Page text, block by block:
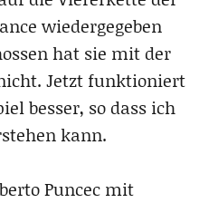
wiedergegeben
hat sie mit der
Jetzt funktioniert
besser, so dass ich
kann.
Puncec mit